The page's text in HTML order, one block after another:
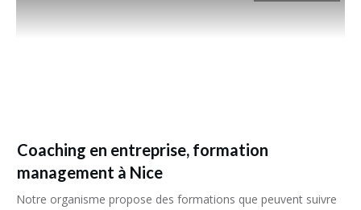
Coaching en entreprise, formation
management à Nice
Notre organisme propose des formations que peuvent suivre